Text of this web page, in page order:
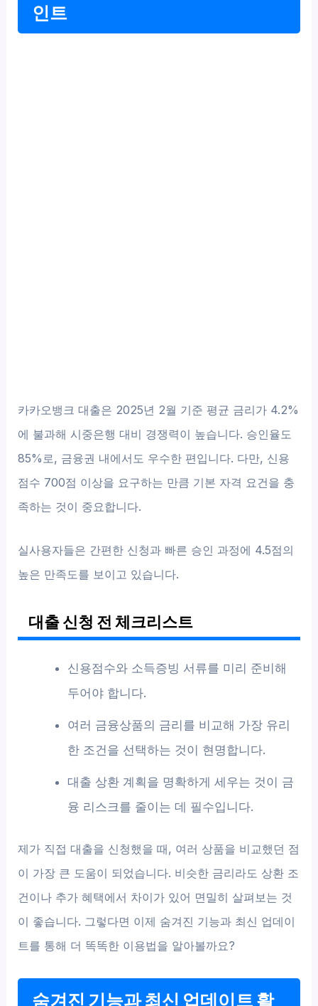
인트
카카오뱅크 대출은 2025년 2월 기준 평균 금리가 4.2%
에 불과해 시중은행 대비 경쟁력이 높습니다. 승인율도
85%로, 금융권 내에서도 우수한 편입니다. 다만, 신용
점수 700점 이상을 요구하는 만큼 기본 자격 요건을 충
족하는 것이 중요합니다.
실사용자들은 간편한 신청과 빠른 승인 과정에 4.5점의
높은 만족도를 보이고 있습니다.
대출 신청 전 체크리스트
신용점수와 소득증빙 서류를 미리 준비해
두어야 합니다.
여러 금융상품의 금리를 비교해 가장 유리
한 조건을 선택하는 것이 현명합니다.
대출 상환 계획을 명확하게 세우는 것이 금
융 리스크를 줄이는 데 필수입니다.
제가 직접 대출을 신청했을 때, 여러 상품을 비교했던 점
이 가장 큰 도움이 되었습니다. 비슷한 금리라도 상환 조
건이나 추가 혜택에서 차이가 있어 면밀히 살펴보는 것
이 좋습니다. 그렇다면 이제 숨겨진 기능과 최신 업데이
트를 통해 더 똑똑한 이용법을 알아볼까요?
숨겨진 기능과 최신 업데이트 활